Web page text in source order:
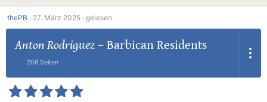
thePB · 27. März 2025 · gelesen
Anton Rodriguez– Barbican Residents
208 Seiten